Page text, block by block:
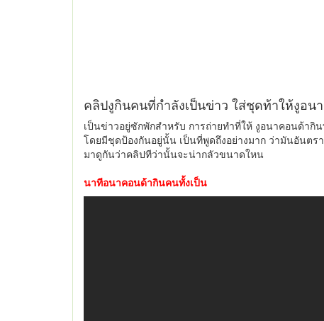
คลิปงูกินคนที่กำลังเป็นข่าว ใส่ชุดท้าให้งูอน
เป็นข่าวอยู่ซักพักสำหรับ การถ่ายทำที่ให้ งูอนาคอนด้ากิ
โดยมีชุดป้องกันอยู่นั้น เป็นที่พูดถึงอย่างมาก ว่ามันอันตร
มาดูกันว่าคลิปทีว่านั้นจะน่ากลัวขนาดใหน
นาทีอนาคอนด้ากินคนทั้งเป็น